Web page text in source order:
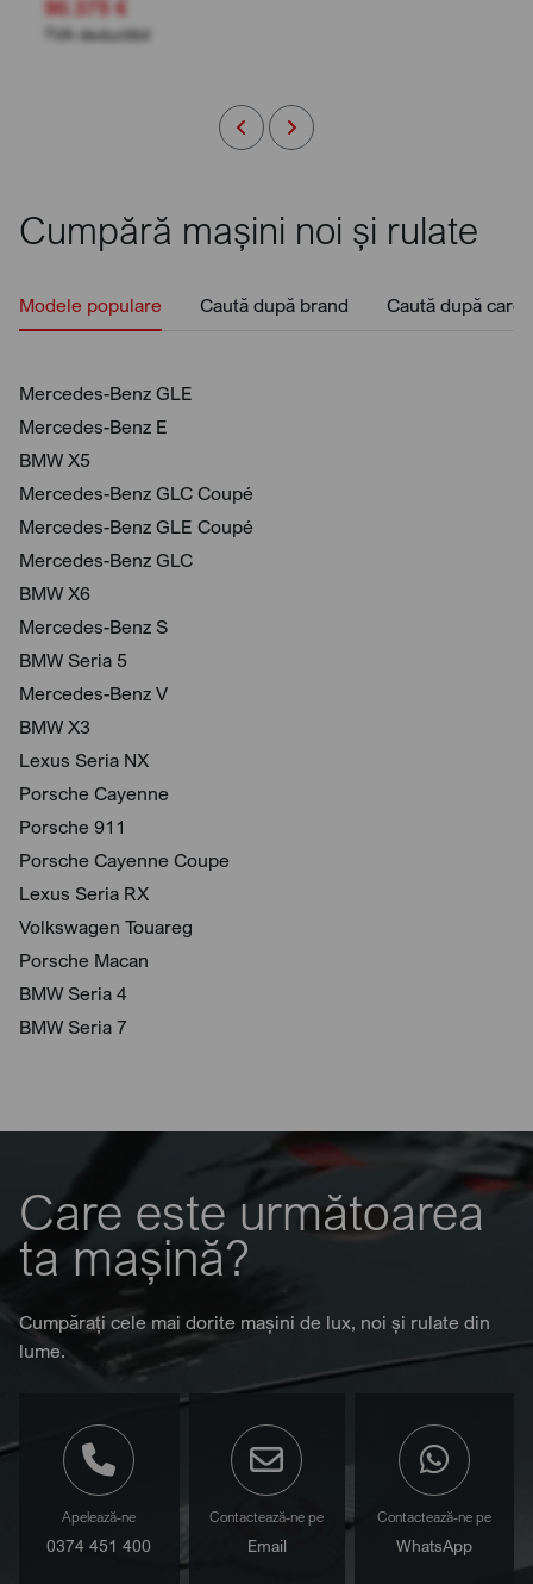
90.375 €
TVA deductibil
Cumpără mașini noi și rulate
Modele populare Caută după brand Caută după
Mercedes-Benz GLE
Mercedes-Benz E
BMW X5
Mercedes-Benz GLC Coupé
Mercedes-Benz GLE Coupé
Mercedes-Benz GLC
BMW X6
Mercedes-Benz S
BMW Seria 5
Mercedes-Benz V
BMW X3
Lexus Seria NX
Porsche Cayenne
Porsche 911
Porsche Cayenne Coupe
Lexus Seria RX
Volkswagen Touareg
Porsche Macan
BMW Seria 4
BMW Seria 7
Care este următoarea
ta mașină?
Cumpărați cele mai dorite mașini de lux, noi și rulate din
lume.
Apelează-ne
0374 451 400
Contactează-ne pe
Email
Contactează-ne pe
WhatsApp